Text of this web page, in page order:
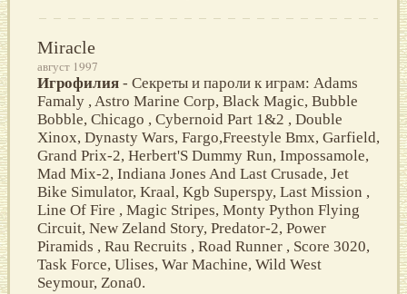
Miracle
август 1997
Игрофилия - Секреты и пароли к играм: Adams
Famaly , Astro Marine Corp, Black Magic, Bubble
Bobble, Chicago , Cybernoid Part 1&2 , Double
Xinox, Dynasty Wars, Fargo,Freestyle Bmx, Garfield,
Grand Prix-2, Herbert'S Dummy Run, Impossamole,
Mad Mix-2, Indiana Jones And Last Crusade, Jet
Bike Simulator, Kraal, Kgb Superspy, Last Mission ,
Line Of Fire , Magic Stripes, Monty Python Flying
Circuit, New Zeland Story, Predator-2, Power
Piramids , Rau Recruits , Road Runner , Score 3020,
Task Force, Ulises, War Machine, Wild West
Seymour, Zona0.